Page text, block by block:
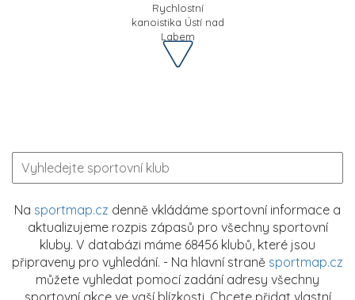
Rychlostní
kanoistika Ústí nad
Labem
Na sportmap.cz denně vkládáme sportovní informace a
aktualizujeme rozpis zápasů pro všechny sportovní
kluby. V databázi máme 68456 klubů, které jsou
připraveny pro vyhledání. - Na hlavní straně sportmap.cz
můžete vyhledat pomocí zadání adresy všechny
sportovní akce ve vaší blízkosti. Chcete přidat vlastní